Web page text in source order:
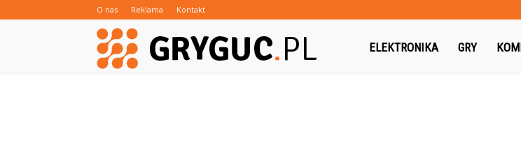
O nas Reklama Kontakt
ELEKTRONIKA GRY